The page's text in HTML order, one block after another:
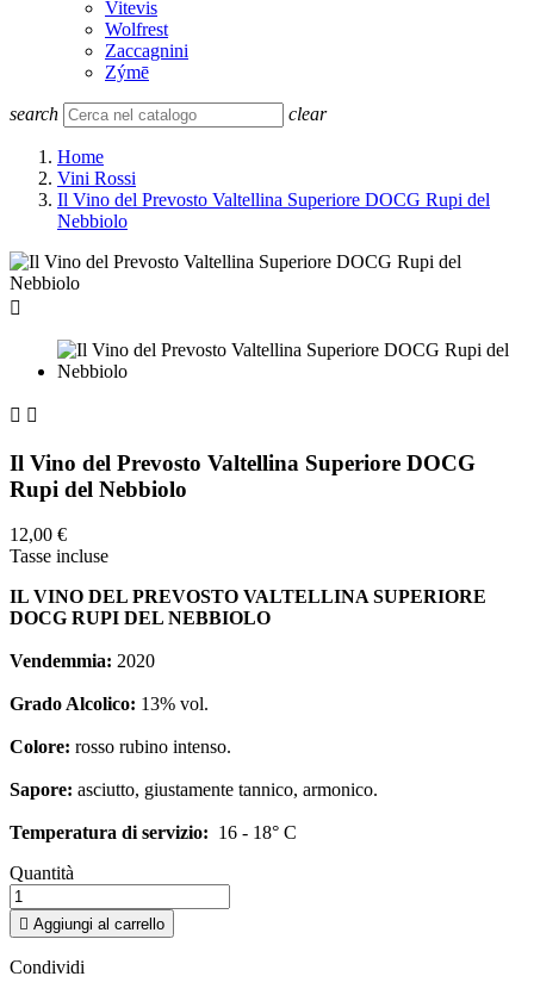
Vitevis
Wolfrest
Zaccagnini
Zýmē
search clear
Home
Vini Rossi
Il Vino del Prevosto Valtellina Superiore DOCG Rupi del
Nebbiolo

 
Il Vino del Prevosto Valtellina Superiore DOCG
Rupi del Nebbiolo
12,00 €
Tasse incluse
IL VINO DEL PREVOSTO VALTELLINA SUPERIORE
DOCG RUPI DEL NEBBIOLO
Vendemmia: 2020
Grado Alcolico: 13% vol.
Colore: rosso rubino intenso.
Sapore: asciutto, giustamente tannico, armonico.
Temperatura di servizio: 16 - 18° C
Quantità
 Aggiungi al carrello
Condividi